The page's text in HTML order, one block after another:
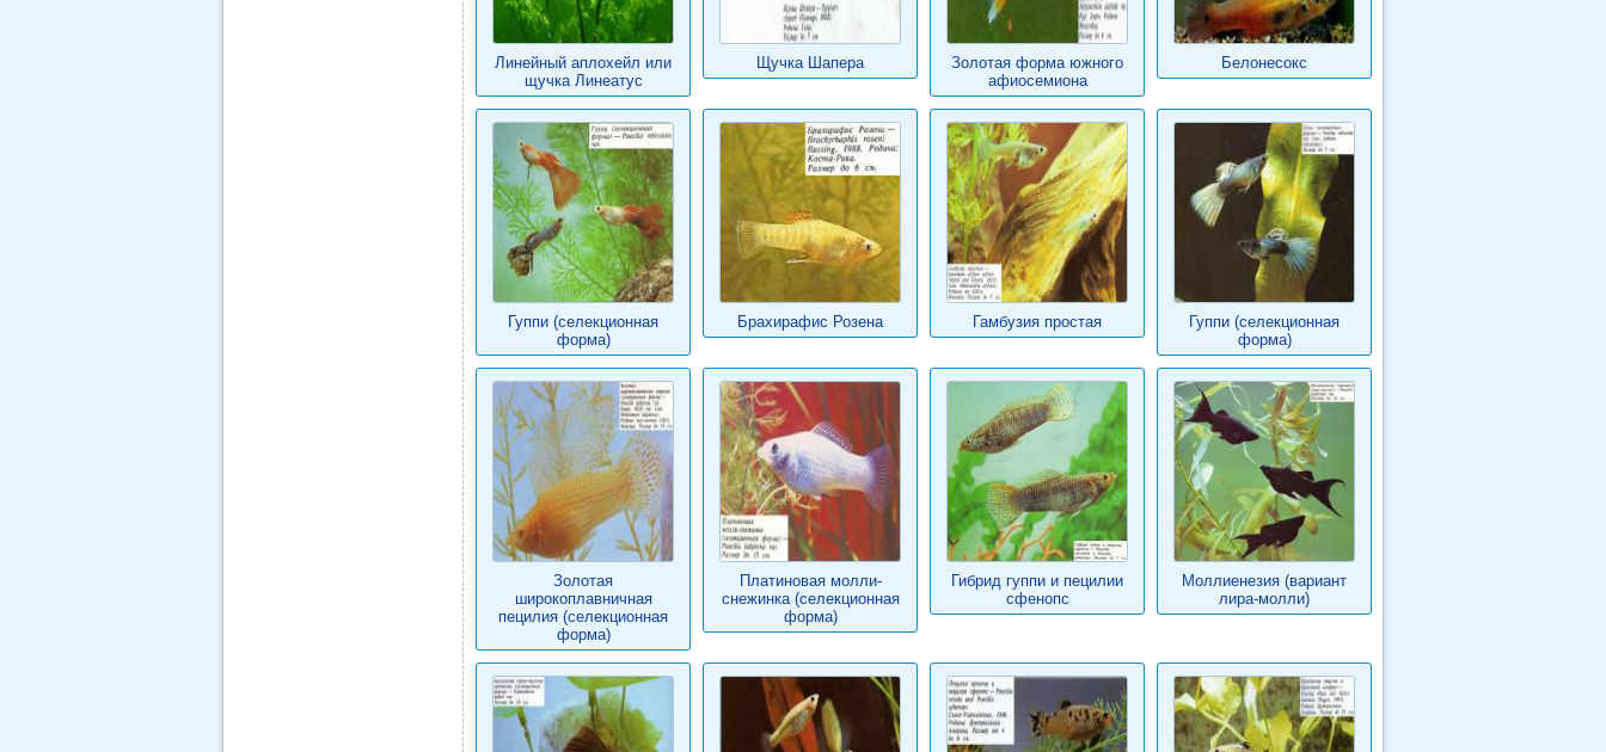
Линейный аплохейл или
щучка Линеатус
Щучка Шапера
Золотая форма южного
афиосемиона
Белонесокс
Гуппи (селекционная
форма)
Брахирафис Розена Гамбузия простая
Гуппи (селекционная
форма)
Золотая
широкоплавничная
пецилия (селекционная
форма)
Платиновая молли-
снежинка (селекционная
форма)
Гибрид гуппи и пецилии
сфенопс
Моллиенезия (вариант
лира-молли)